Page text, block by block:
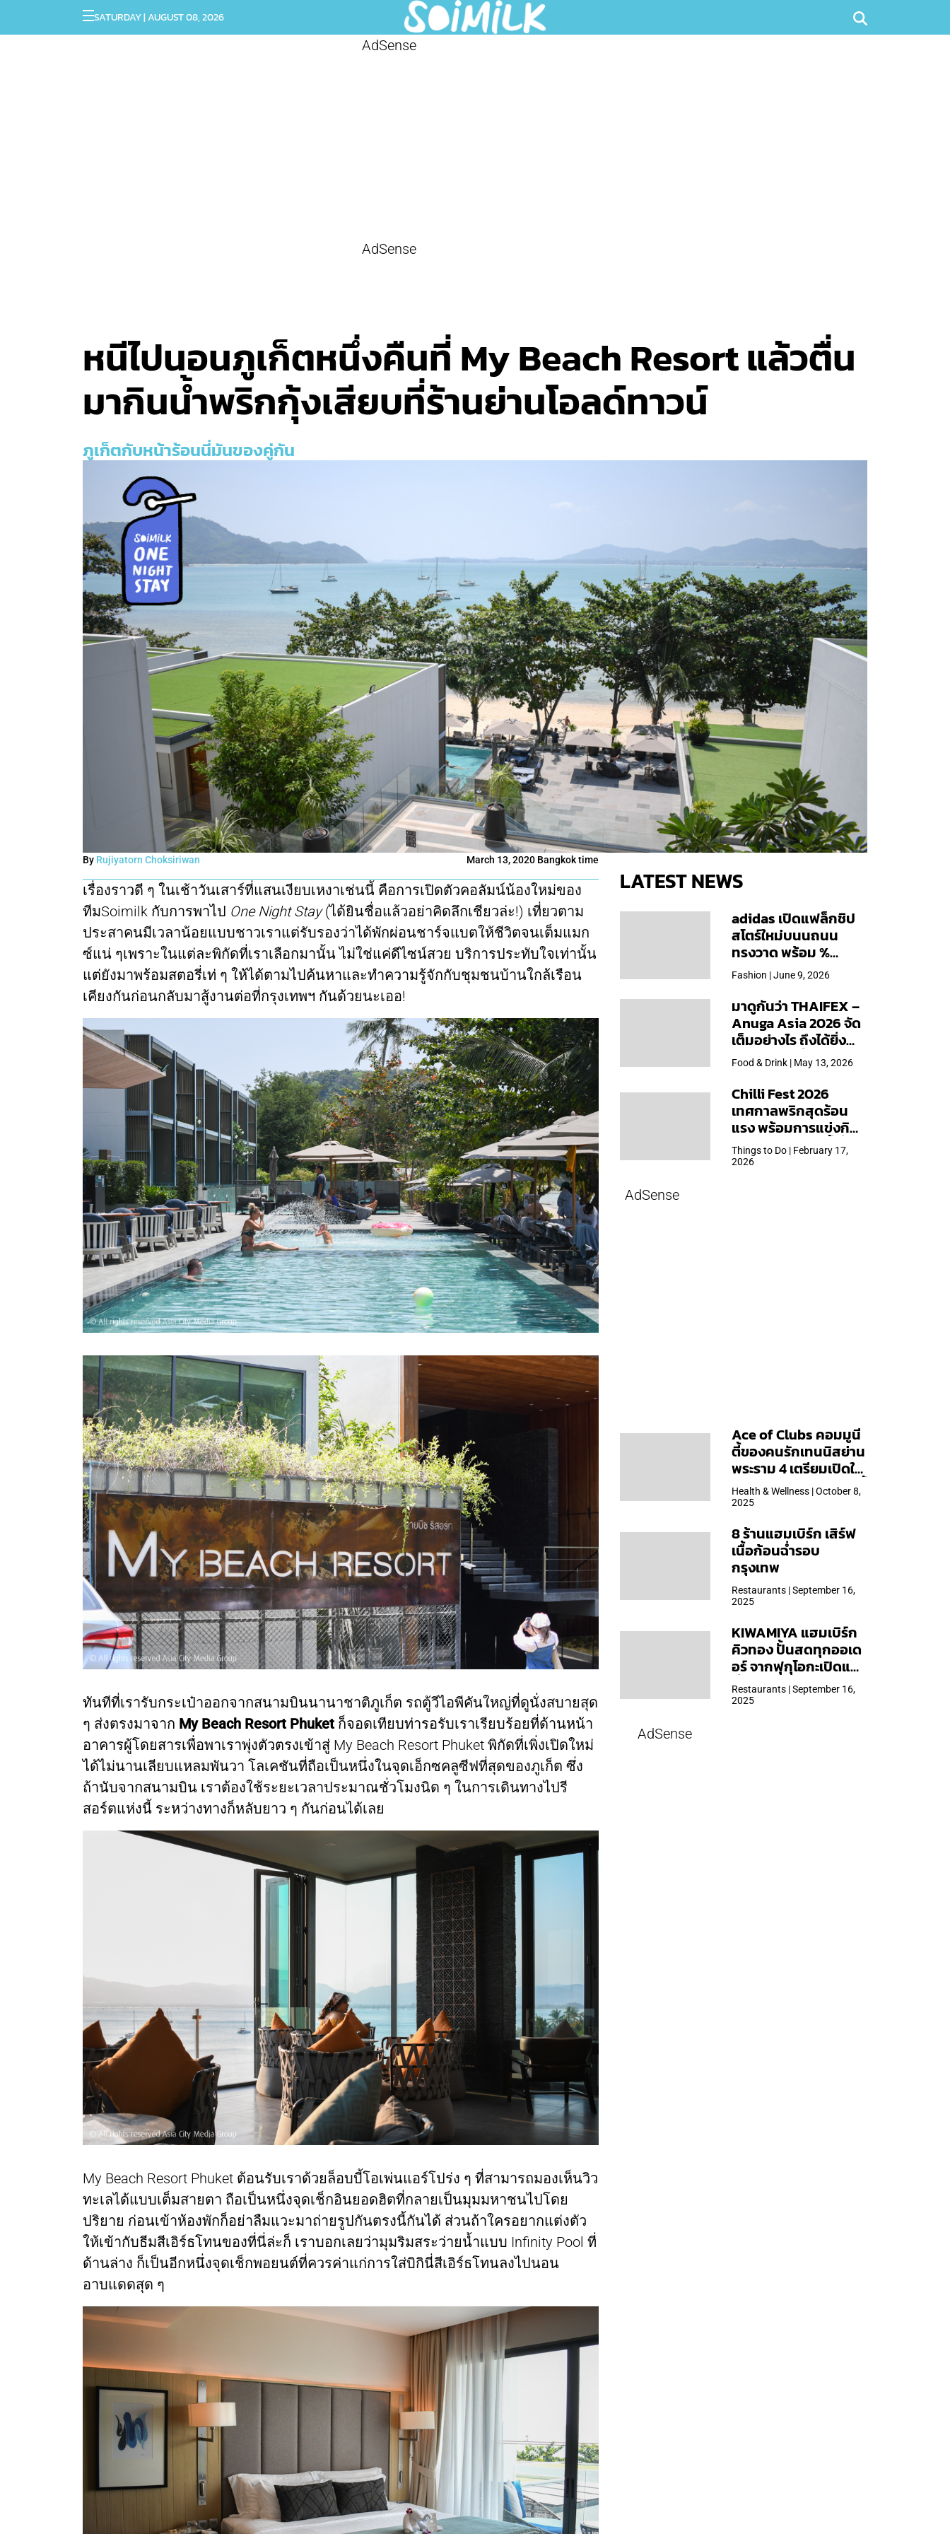
SATURDAY | AUGUST 08, 2026
AdSense
AdSense
หนีไปนอนภูเก็ตหนึ่งคืนที่ My Beach Resort แล้วตื่น
มากินน้ำพริกกุ้งเสียบที่ร้านย่านโอลด์ทาวน์
ภูเก็ตกับหน้าร้อนนี่มันของคู่กัน
By Rujiyatorn Choksiriwan March 13, 2020 Bangkok time
เรื่องราวดี ๆ ในเช้าวันเสาร์ที่แสนเงียบเหงาเช่นนี้ คือการเปิดตัวคอลัมน์น้องใหม่ของ
ทีมSoimilk กับการพาไป One Night Stay(ได้ยินชื่อแล้วอย่าคิดลึกเชียวล่ะ!) เที่ยวตาม
ประสาคนมีเวลาน้อยแบบชาวเราแต่รับรองว่าได้พักผ่อนชาร์จแบตให้ชีวิตจนเต็มแมก
ซ์แน่ ๆเพราะในแต่ละพิกัดที่เราเลือกมานั้น ไม่ใช่แค่ดีไซน์สวย บริการประทับใจเท่านั้น
แต่ยังมาพร้อมสตอรี่เท่ ๆ ให้ได้ตามไปค้นหาและทำความรู้จักกับชุมชนบ้านใกล้เรือน
เคียงกันก่อนกลับมาสู้งานต่อที่กรุงเทพฯ กันด้วยนะเออ!
ทันทีที่เรารับกระเป๋าออกจากสนามบินนานาชาติภูเก็ต รถตู้วีไอพีคันใหญ่ที่ดูนั่งสบายสุด
ๆ ส่งตรงมาจาก My Beach Resort Phuket ก็จอดเทียบท่ารอรับเราเรียบร้อยที่ด้านหน้า
อาคารผู้โดยสารเพื่อพาเราพุ่งตัวตรงเข้าสู่ My Beach Resort Phuket พิกัดที่เพิ่งเปิดใหม่
ได้ไม่นานเลียบแหลมพันวา โลเคชันที่ถือเป็นหนึ่งในจุดเอ็กซคลูซีฟที่สุดของภูเก็ต ซึ่ง
ถ้านับจากสนามบิน เราต้องใช้ระยะเวลาประมาณชั่วโมงนิด ๆ ในการเดินทางไปรี
สอร์ตแห่งนี้ ระหว่างทางก็หลับยาว ๆ กันก่อนได้เลย
My Beach Resort Phuket ต้อนรับเราด้วยล็อบบี้โอเพ่นแอร์โปร่ง ๆ ที่สามารถมองเห็นวิว
ทะเลได้แบบเต็มสายตา ถือเป็นหนึ่งจุดเช็กอินยอดฮิตที่กลายเป็นมุมมหาชนไปโดย
ปริยาย ก่อนเข้าห้องพักก็อย่าลืมแวะมาถ่ายรูปกันตรงนี้กันได้ ส่วนถ้าใครอยากแต่งตัว
ให้เข้ากับธีมสีเอิร์ธโทนของที่นี่ล่ะก็ เราบอกเลยว่ามุมริมสระว่ายน้ำแบบ Infinity Pool ที่
ด้านล่าง ก็เป็นอีกหนึ่งจุดเช็กพอยนต์ที่ควรค่าแก่การใส่บิกินี่สีเอิร์ธโทนลงไปนอน
อาบแดดสุด ๆ
LATEST NEWS
adidas เปิดแฟล็กชิป
สโตร์ใหม่บนนถนน
ทรงวาด พร้อม %
Arabica และคอลเลก
ชันพิเศษเฉพาะสาขา
Fashion | June 9, 2026
มาดูกันว่า THAIFEX –
Anuga Asia 2026 จัด
เต็มอย่างไร ถึงได้ยิ่ง
ใหญ่สุดเท่าที่เคยจัดมา
Food & Drink | May 13, 2026
Chilli Fest 2026
เทศกาลพริกสุดร้อน
แรง พร้อมการแข่งกิน
พริก จัด 28 มี.ค.นี้ ที่โรง
แรมคิมป์ตัน มาลัยฯ
Things to Do | February 17,
2026
AdSense
Ace of Clubs คอมมูนี
ตี้ของคนรักเทนนิสย่าน
พระราม 4 เตรียมเปิดให้
บริการวันแรก 19 ต.ค. นี้
Health & Wellness | October 8,
2025
8 ร้านแฮมเบิร์ก เสิร์ฟ
เนื้อก้อนฉ่ำรอบ
กรุงเทพ
Restaurants | September 16,
2025
KIWAMIYA แฮมเบิร์ก
คิวทอง ปั้นสดทุกออเด
อร์ จากฟุกุโอกะเปิดแล้ว
ที่ Central Park
Restaurants | September 16,
2025
AdSense